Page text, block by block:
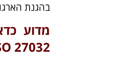
בהגנת
מדוע
27032 ISO לאבטחת סייבר?